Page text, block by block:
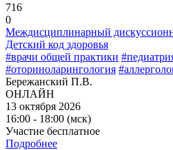
716
0
Междисциплинарный
Детский код здоровья
#врачи общей практики
#оториноларингология
Бережанский П.В.
ОНЛАЙН
13 октября 2026
16:00 - 18:00 (мск)
Участие бесплатное
Подробнее